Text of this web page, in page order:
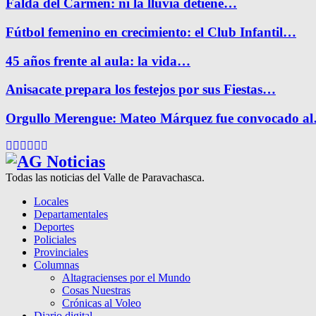
Falda del Carmen: ni la lluvia detiene…
Fútbol femenino en crecimiento: el Club Infantil…
45 años frente al aula: la vida…
Anisacate prepara los festejos por sus Fiestas…
Orgullo Merengue: Mateo Márquez fue convocado
Facebook
Twitter
Instagram
Pinterest
Google
Todas las noticias del Valle de Paravachasca.
Locales
Departamentales
Deportes
Policiales
Provinciales
Columnas
Altagracienses por el Mundo
Cosas Nuestras
Crónicas al Voleo